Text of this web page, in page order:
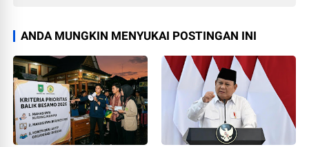
ANDA MUNGKIN MENYUKAI POSTINGAN INI